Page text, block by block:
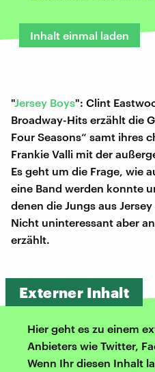
Inhalt einmal laden
"Jersey Boys": Clint
Broadway-Hits erzählt die
Four Seasons“ samt ihres
Frankie Valli mit der
Es geht um die Frage, wie
eine Band werden konnte
denen die Jungs aus
Nicht uninteressant aber
erzählt.
Externer Inhalt
Hier geht es zu einem
Anbieters wie Twitter,
Wenn Ihr diesen Inhalt